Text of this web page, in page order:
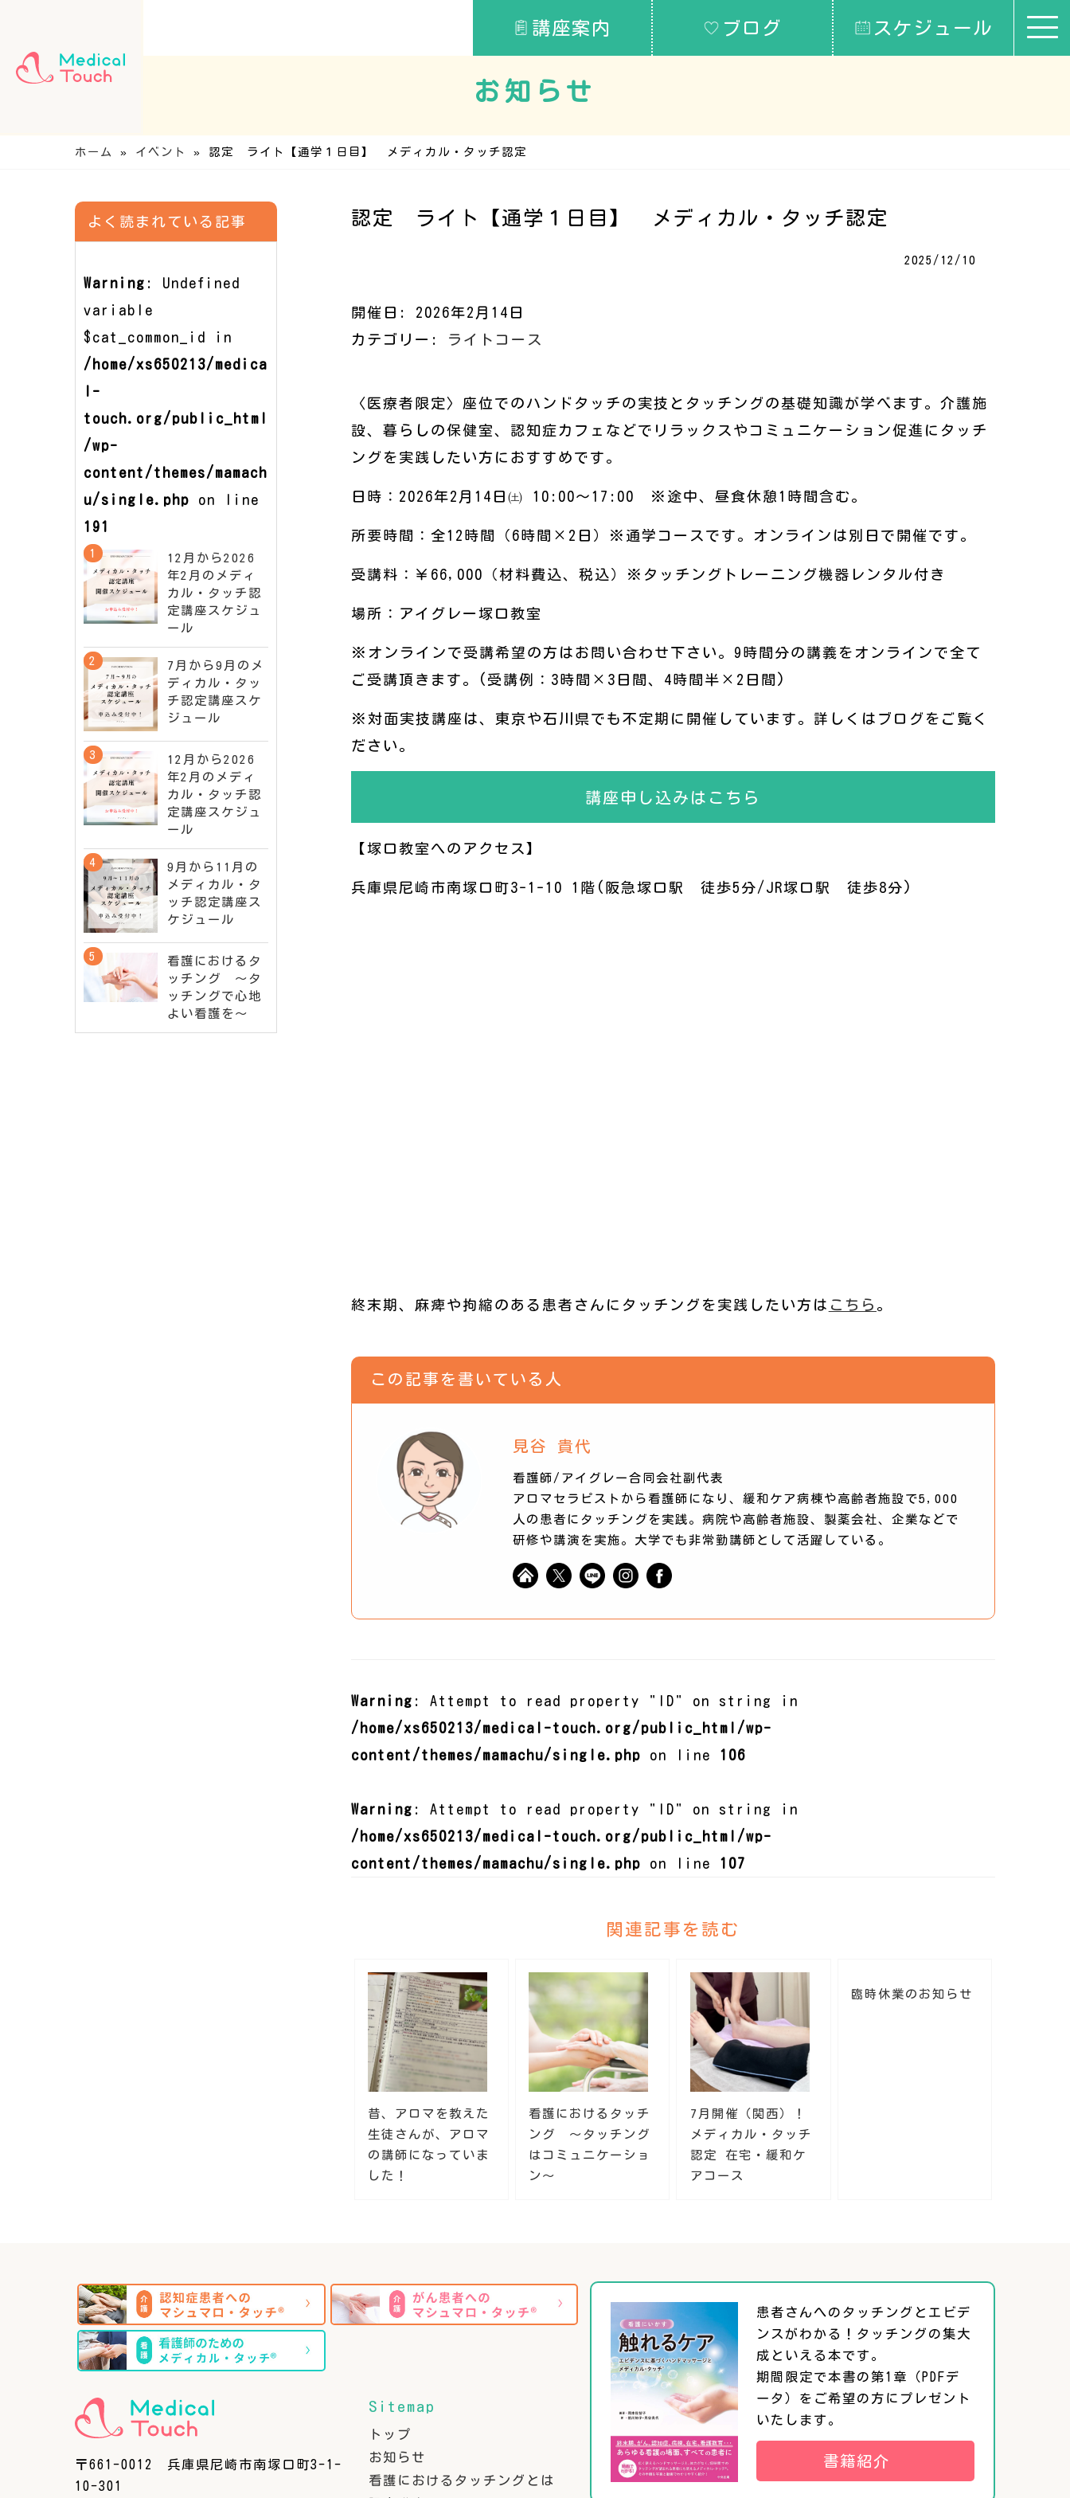
講座案内 ブログ スケジュール
お知らせ
ホーム » イベント » 認定 ライト【通学１日目】 メディカル・タッチ認定
認定 ライト【通学１日目】 メディカル・タッチ認定
2025/12/10
開催日: 2026年2月14日
カテゴリー:
ライトコース
〈医療者限定〉座位でのハンドタッチの実技とタッチングの基礎知識が学べます。介護施
設、暮らしの保健室、認知症カフェなどでリラックスやコミュニケーション促進にタッチ
ングを実践したい方におすすめです。
日時：2026年2月14日㈯ 10:00～17:00 ※途中、昼食休憩1時間含む。
所要時間：全12時間（6時間×2日）※通学コースです。オンラインは別日で開催です。
受講料：￥66,000（材料費込、税込）※タッチングトレーニング機器レンタル付き
場所：アイグレー塚口教室
※オンラインで受講希望の方はお問い合わせ下さい。9時間分の講義をオンラインで全て
ご受講頂きます。(受講例：3時間×3日間、4時間半×2日間)
※対面実技講座は、東京や石川県でも不定期に開催しています。詳しくはブログをご覧く
ださい。
講座申し込みはこちら
【塚口教室へのアクセス】
兵庫県尼崎市南塚口町3-1-10 1階(阪急塚口駅 徒歩5分/JR塚口駅 徒歩8分)
終末期、麻痺や拘縮のある患者さんにタッチングを実践したい方は こちら 。
この記事を書いている人
見谷 貴代
看護師/アイグレー合同会社副代表
アロマセラピストから看護師になり、緩和ケア病棟や高齢者施設で5,000
人の患者にタッチングを実践。病院や高齢者施設、製薬会社、企業などで
研修や講演を実施。大学でも非常勤講師として活躍している。
Warning : Attempt to read property "ID" on string in
/home/xs650213/medical-touch.org/public_html/wp-
content/themes/mamachu/single.php on line 106
Warning : Attempt to read property "ID" on string in
/home/xs650213/medical-touch.org/public_html/wp-
content/themes/mamachu/single.php on line 107
関連記事を読む
昔、アロマを教えた
生徒さんが、アロマ
の講師になっていま
した！
看護におけるタッチ
ング ～タッチング
はコミュニケーショ
ン～
7月開催（関西）！
メディカル・タッチ
認定 在宅・緩和ケ
アコース
臨時休業のお知らせ
よく読まれている記事
Warning : Undefined
variable
$cat_common_id in
/home/xs650213/medica
l-
touch.org/public_html
/wp-
content/themes/mamach
u/single.php on line
191
12月から2026
年2月のメディ
カル・タッチ認
定講座スケジュ
ール
7月から9月のメ
ディカル・タッ
チ認定講座スケ
ジュール
12月から2026
年2月のメディ
カル・タッチ認
定講座スケジュ
ール
9月から11月の
メディカル・タ
ッチ認定講座ス
ケジュール
看護におけるタ
ッチング ～タ
ッチングで心地
よい看護を～
〒661-0012 兵庫県尼崎市南塚口町3-1-
10-301
Sitemap
トップ
お知らせ
看護におけるタッチングとは
患者さんへのタッチングとエビデ
ンスがわかる！タッチングの集大
成といえる本です。
期間限定で本書の第1章（PDFデ
ータ）をご希望の方にプレゼント
いたします。
書籍紹介